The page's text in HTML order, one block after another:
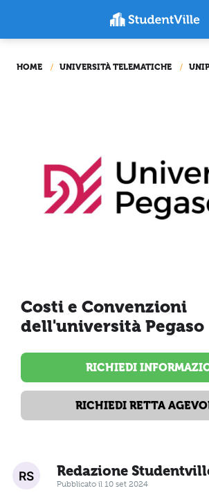
HOME UNIVERSITÀ TELEMATICHE
Costi e Convenzioni
dell'università Pegaso
RICHIEDI
RICHIEDI RETTA
Redazione
Pubblicato il 10 set 2024